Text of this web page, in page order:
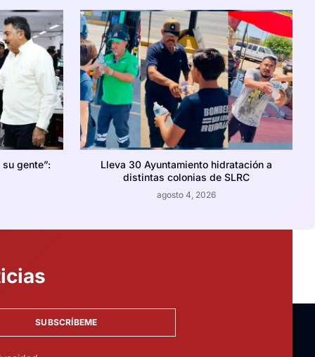
gente”:
Lleva 30 Ayuntamiento hidratación a
distintas colonias de SLRC
agosto 4, 2026
SUBSCRÍBEME